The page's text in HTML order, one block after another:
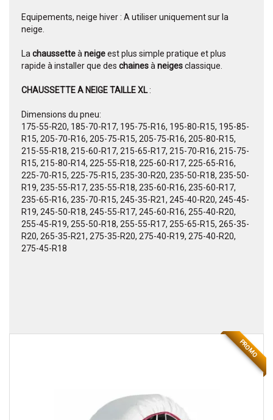
Equipements, neige hiver : A utiliser uniquement sur la
neige.
La chaussetteà neigeest plus simple pratique et plus
rapide à installer que des chainesà neigesclassique.
CHAUSSETTE A NEIGE TAILLE XL:
Dimensions du pneu:
175-55-R20, 185-70-R17, 195-75-R16, 195-80-R15, 195-85-
R15, 205-70-R16, 205-75-R15, 205-75-R16, 205-80-R15,
215-55-R18, 215-60-R17, 215-65-R17, 215-70-R16, 215-75-
R15, 215-80-R14, 225-55-R18, 225-60-R17, 225-65-R16,
225-70-R15, 225-75-R15, 235-30-R20, 235-50-R18, 235-50-
R19, 235-55-R17, 235-55-R18, 235-60-R16, 235-60-R17,
235-65-R16, 235-70-R15, 245-35-R21, 245-40-R20, 245-45-
R19, 245-50-R18, 245-55-R17, 245-60-R16, 255-40-R20,
255-45-R19, 255-50-R18, 255-55-R17, 255-65-R15, 265-35-
R20, 265-35-R21, 275-35-R20, 275-40-R19, 275-40-R20,
275-45-R18
PROMO